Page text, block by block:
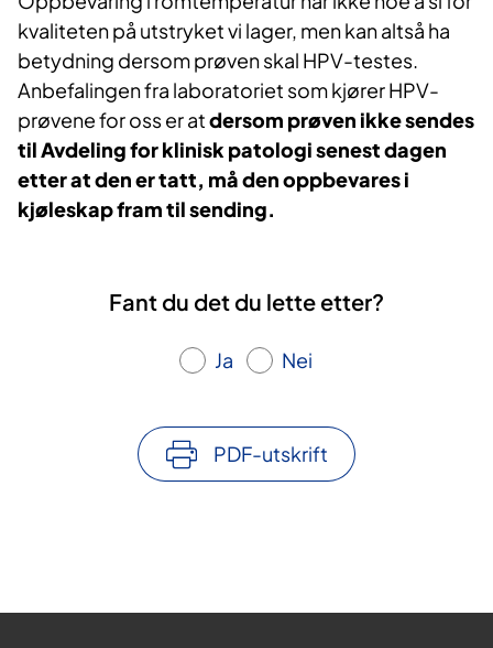
kvaliteten på utstryket vi lager, men kan altså ha
betydning dersom prøven skal HPV-testes.
Anbefalingen fra laboratoriet som kjører HPV-
prøvene for oss er atdersom prøven ikke sendes
til Avdeling for klinisk patologi senest dagen
etter at den er tatt, må den oppbevares i
kjøleskap fram til sending.
Fant du det du lette etter?
Ja Nei
PDF-utskrift